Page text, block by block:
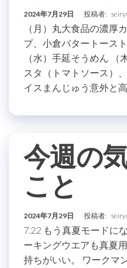
2024年7月29日 投稿者:
（月）丸大食品の濃厚
プ、小倉バタートース
（水）手延そうめん
スタ（トマトソース）
イスまんじゅう意外と
今週の
こと
2024年7月29日 投稿者:
7.22 もう真夏モードに
ーキングウエアも真夏
持ちがいい。 ワークマ